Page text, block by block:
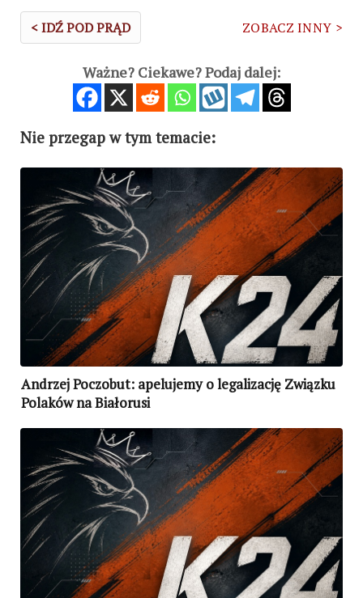
< IDŹ POD PRĄD ZOBACZ INNY >
Ważne? Ciekawe? Podaj dalej:
Nie przegap w tym temacie:
Andrzej Poczobut: apelujemy o legalizację Związku
Polaków na Białorusi